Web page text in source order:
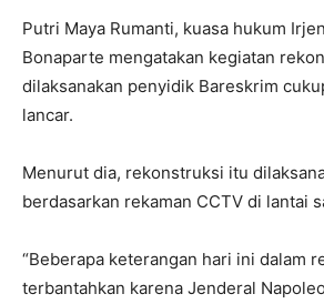
Putri Maya Rumanti, kuasa hukum
Bonaparte mengatakan kegiatan
dilaksanakan penyidik Bareskrim
lancar.
Menurut dia, rekonstruksi itu
berdasarkan rekaman CCTV di lantai
“Beberapa keterangan hari ini dalam
terbantahkan karena Jenderal